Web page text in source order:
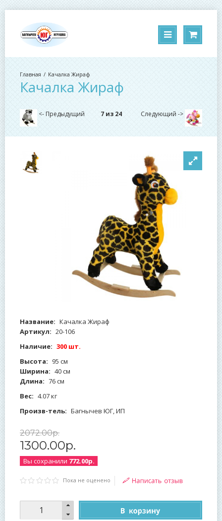
Качалка Жираф
Качалка Жираф
<- Предыдущий 7 из 24 Следующий ->
Название: Качалка Жираф
Артикул: 20-106
Наличие: 300 шт.
Высота: 95 см
Ширина: 40 см
Длина: 76 см
Вес: 4.07 кг
Произв-тель: Багнычев ЮГ, ИП
2072.00р.
1300.00р.
Вы сохранили 772.00р.
Пока не оценено